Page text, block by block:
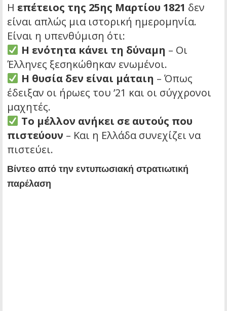
Η επέτειος της 25ης Μαρτίου 1821 δεν
είναι απλώς μια ιστορική ημερομηνία.
Είναι η υπενθύμιση ότι:
Η ενότητα κάνει τη δύναμη – Οι
Έλληνες ξεσηκώθηκαν ενωμένοι.
Η θυσία δεν είναι μάταιη – Όπως
έδειξαν οι ήρωες του ’21 και οι σύγχρονοι
μαχητές.
Το μέλλον ανήκει σε αυτούς που
πιστεύουν – Και η Ελλάδα συνεχίζει να
πιστεύει.
Βίντεο από την εντυπωσιακή στρατιωτική
παρέλαση